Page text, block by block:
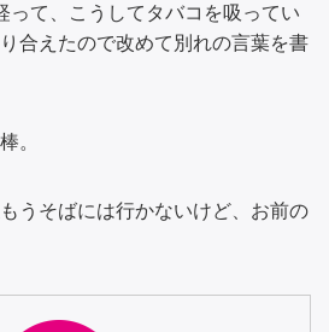
って、こうしてタバコを吸ってい
合えたので改めて別れの言葉を書
。
うそばには行かないけど、お前の